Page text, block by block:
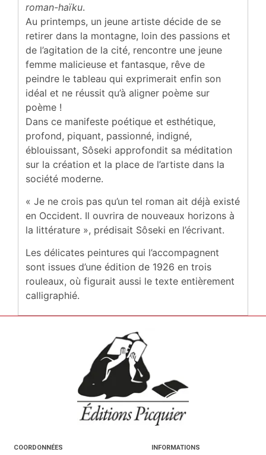
roman-haïku.
Au printemps, un jeune artiste décide de se
retirer dans la montagne, loin des passions et
de l’agitation de la cité, rencontre une jeune
femme malicieuse et fantasque, rêve de
peindre le tableau qui exprimerait enfin son
idéal et ne réussit qu’à aligner poème sur
poème !
Dans ce manifeste poétique et esthétique,
profond, piquant, passionné, indigné,
éblouissant, Sôseki approfondit sa méditation
sur la création et la place de l’artiste dans la
société moderne.
« Je ne crois pas qu’un tel roman ait déjà existé
en Occident. Il ouvrira de nouveaux horizons à
la littérature », prédisait Sôseki en l’écrivant.
Les délicates peintures qui l’accompagnent
sont issues d’une édition de 1926 en trois
rouleaux, où figurait aussi le texte entièrement
calligraphié.
COORDONNÉES INFORMATIONS